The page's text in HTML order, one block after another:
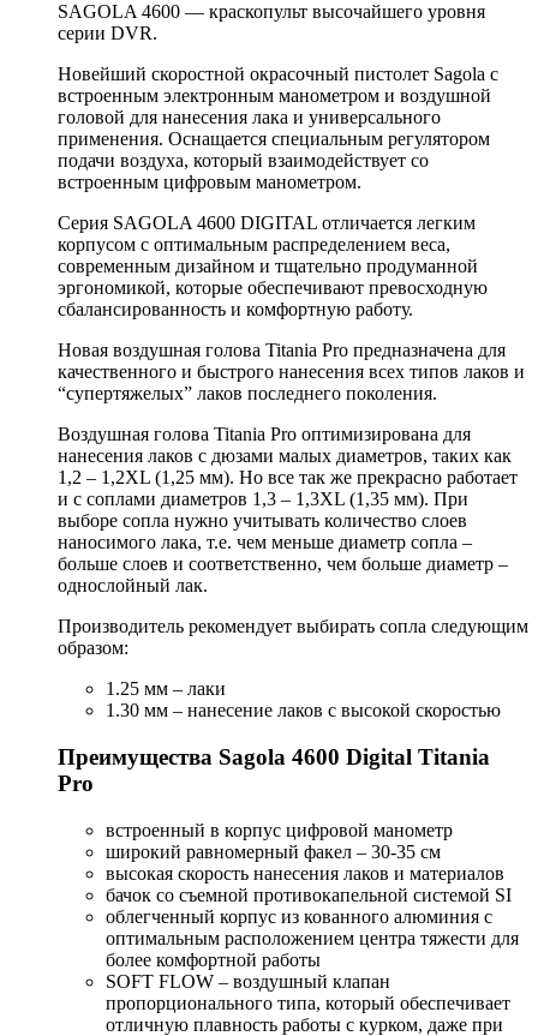
SAGOLA 4600 — краскопульт высочайшего уровня
серии DVR.
Новейший скоростной окрасочный пистолет Sagola с
встроенным электронным манометром и воздушной
головой для нанесения лака и универсального
применения. Оснащается специальным регулятором
подачи воздуха, который взаимодействует со
встроенным цифровым манометром.
Серия SAGOLA 4600 DIGITAL отличается легким
корпусом с оптимальным распределением веса,
современным дизайном и тщательно продуманной
эргономикой, которые обеспечивают превосходную
сбалансированность и комфортную работу.
Новая воздушная голова Titania Pro предназначена для
качественного и быстрого нанесения всех типов лаков и
“супертяжелых” лаков последнего поколения.
Воздушная голова Titania Pro оптимизирована для
нанесения лаков с дюзами малых диаметров, таких как
1,2 – 1,2XL (1,25 мм). Но все так же прекрасно работает
и с соплами диаметров 1,3 – 1,3XL (1,35 мм). При
выборе сопла нужно учитывать количество слоев
наносимого лака, т.е. чем меньше диаметр сопла –
больше слоев и соответственно, чем больше диаметр –
однослойный лак.
Производитель рекомендует выбирать сопла следующим
образом:
1.25 мм – лаки
1.30 мм – нанесение лаков с высокой скоростью
Преимущества Sagola 4600 Digital Titania
Pro
встроенный в корпус цифровой манометр
широкий равномерный факел – 30-35 см
высокая скорость нанесения лаков и материалов
бачок со съемной противокапельной системой SI
облегченный корпус из кованного алюминия с
оптимальным расположением центра тяжести для
более комфортной работы
SОFТ FLОW – воздушный клапан
пропорционального типа, который обеспечивает
отличную плавность работы с курком, даже при